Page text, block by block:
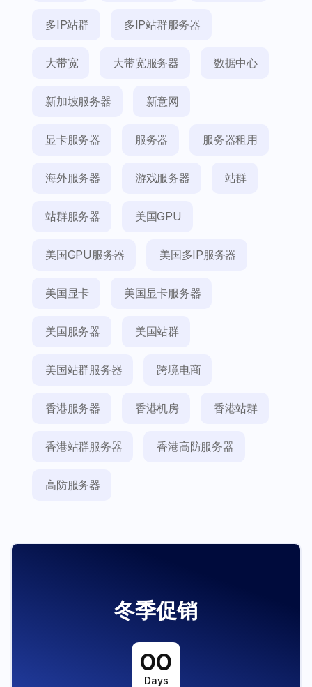
多IP站群 多IP站群服务器
大带宽 大带宽服务器 数据中心
新加坡服务器 新意网
显卡服务器 服务器 服务器租用
海外服务器 游戏服务器 站群
站群服务器 美国GPU
美国GPU服务器 美国多IP服务器
美国显卡 美国显卡服务器
美国服务器 美国站群
美国站群服务器 跨境电商
香港服务器 香港机房 香港站群
香港站群服务器 香港高防服务器
高防服务器
冬季促销
00
Days